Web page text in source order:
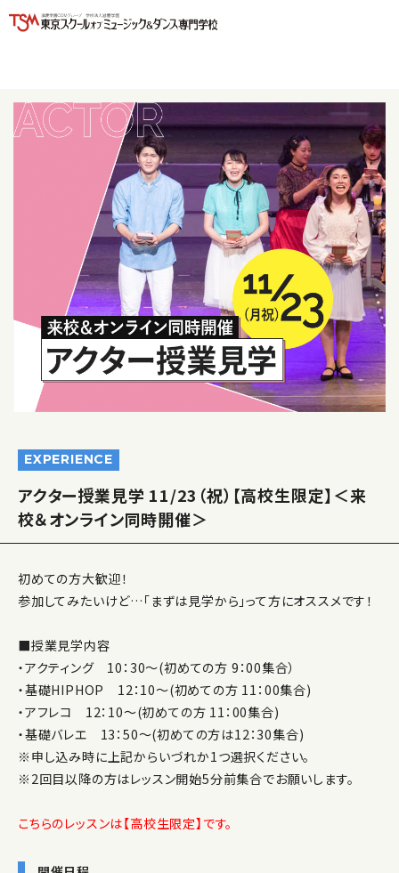
EXPERIENCE
アクター授業見学 11/23（祝）【高校生限定】＜来
校＆オンライン同時開催＞
初めての方大歓迎！
参加してみたいけど…「まずは見学から」って方にオススメです！
■授業見学内容
・アクティング 10：30～(初めての方 9：00集合）
・基礎HIPHOP 12：10～(初めての方 11：00集合)
・アフレコ 12：10～(初めての方 11：00集合)
・基礎バレエ 13：50～(初めての方は12：30集合)
※申し込み時に上記からいづれか1つ選択ください。
※2回目以降の方はレッスン開始5分前集合でお願いします。
こちらのレッスンは【高校生限定】です。